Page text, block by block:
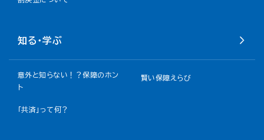
知る・学ぶ
意外と知らない！？保障のホン
ト
賢い保障えらび
「共済」って何？